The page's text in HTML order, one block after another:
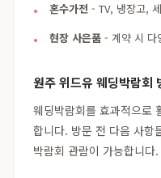
혼수가전 - TV, 냉장고,
현장 사은품 - 계약 시 다
원주 위드유 웨딩박람회
웨딩박람회를 효과적으로
합니다. 방문 전 다음 사항
박람회 관람이 가능합니다.